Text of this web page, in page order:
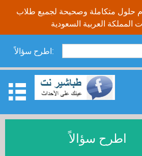
حلول متكاملة وصحيحة لجميع طلاب
اطرح سؤالاً:
اطرح سؤالاً